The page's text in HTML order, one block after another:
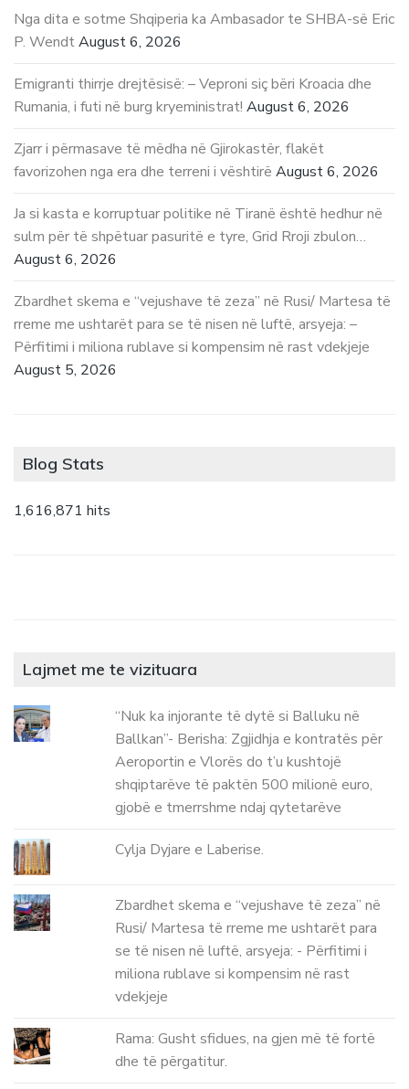
Nga dita e sotme Shqiperia ka Ambasador te SHBA-së Eric
P. WendtAugust 6, 2026
Emigranti thirrje drejtësisë: – Veproni siç bëri Kroacia dhe
Rumania, i futi në burg kryeministrat! August 6, 2026
Zjarr i përmasave të mëdha në Gjirokastër, flakët
favorizohen nga era dhe terreni i vështirë August 6, 2026
Ja si kasta e korruptuar politike në Tiranë është hedhur në
sulm për të shpëtuar pasuritë e tyre, Grid Rroji zbulon…
August 6, 2026
Zbardhet skema e “vejushave të zeza” në Rusi/ Martesa të
rreme me ushtarët para se të nisen në luftë, arsyeja: –
Përfitimi i miliona rublave si kompensim në rast vdekjeje
August 5, 2026
Blog Stats
1,616,871 hits
Lajmet me te vizituara
“Nuk ka injorante të dytë si Balluku në
Ballkan”- Berisha: Zgjidhja e kontratës për
Aeroportin e Vlorës do t’u kushtojë
shqiptarëve të paktën 500 milionë euro,
gjobë e tmerrshme ndaj qytetarëve
Cylja Dyjare e Laberise.
Zbardhet skema e “vejushave të zeza” në
Rusi/ Martesa të rreme me ushtarët para
se të nisen në luftë, arsyeja: - Përfitimi i
miliona rublave si kompensim në rast
vdekjeje
Rama: Gusht sfidues, na gjen më të fortë
dhe të përgatitur.